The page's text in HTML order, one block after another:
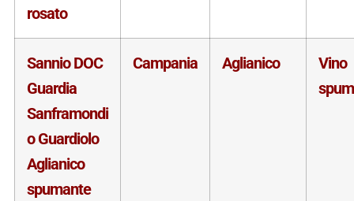
rosato
Sannio DOC
Guardia
Sanframondi
o Guardiolo
Aglianico
spumante
Campania Aglianico
Vino